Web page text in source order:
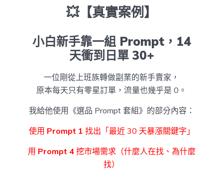
💥【真實案例】
小白新手靠一組 Prompt，14
天衝到日單 30+
一位剛從上班族轉做副業的新手賣家，
原本每天只有零星訂單，流量也幾乎是 0。
我給他使用《選品 Prompt 套組》的部分內容：
使用 Prompt 1 找出「最近 30 天暴漲關鍵字」
用 Prompt 4挖市場需求（什麼人在找、為什麼
找）